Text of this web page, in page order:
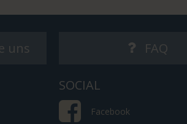
uns FAQ
SOCIAL
Facebook